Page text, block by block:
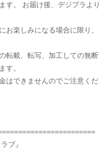
す。 お届け後、デジプラより
お楽しみになる場合に限り、
転載、転写、加工しての無断
す。
はできませんのでご注意くだ
ブ』